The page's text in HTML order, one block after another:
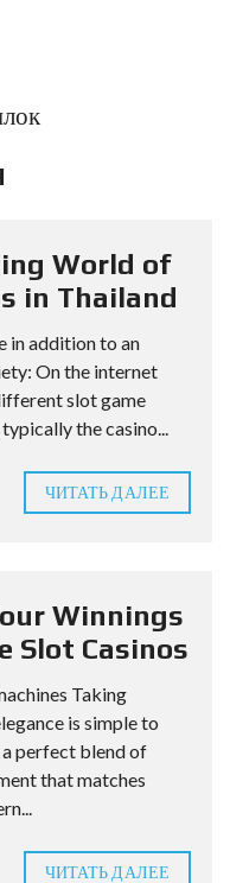
World of
in Thailand
in addition to an
On the internet
slot game
the casino...
ЧИТАТЬ ДАЛЕЕ
Winnings
Slot Casinos
Taking
is simple to
perfect blend of
that matches
ЧИТАТЬ ДАЛЕЕ